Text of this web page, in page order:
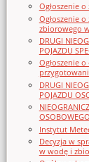
Ogłoszenie
Ogłoszenie
zbiorowego
DRUGI
POJAZDU
Ogłoszenie
DRUGI
POJAZDU
Instytut
Decyzja w
w wodę i